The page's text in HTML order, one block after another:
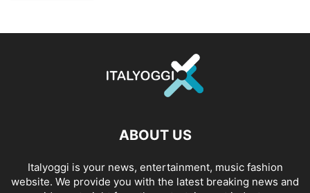
ABOUT US
Italyoggi is your news, entertainment, music fashion
website. We provide you with the latest breaking news and